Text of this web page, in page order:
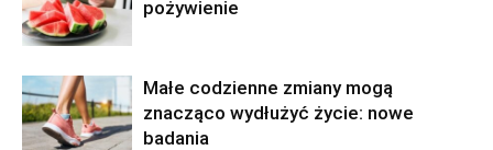
pożywienie
Małe codzienne zmiany mogą
znacząco wydłużyć życie: nowe
badania